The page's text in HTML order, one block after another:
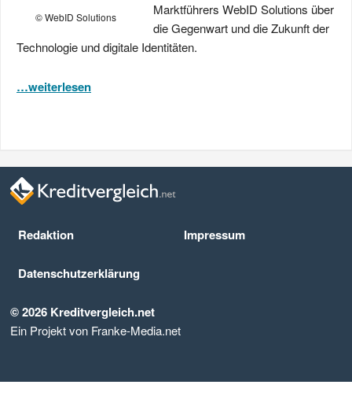
© WebID Solutions
Marktführers WebID Solutions über
die Gegenwart und die Zukunft der
Technologie und digitale Identitäten.
…weiterlesen
Redaktion Impressum
Datenschutz­erklärung
© 2026 Kreditvergleich.net
Ein Projekt von Franke-Media.net